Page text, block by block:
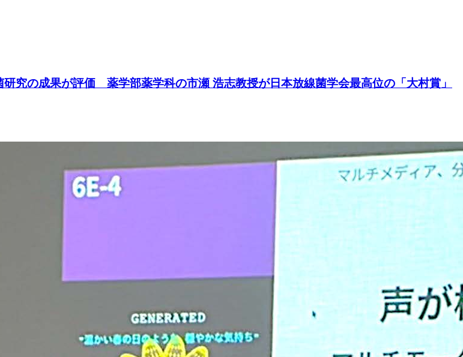
究の成果が評価 薬学部薬学科の市瀬 浩志教授が日本放線菌学会最高位の「大村賞」